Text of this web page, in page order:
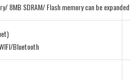
8MB SDRAM/ Flash memory can be
Bluetooth